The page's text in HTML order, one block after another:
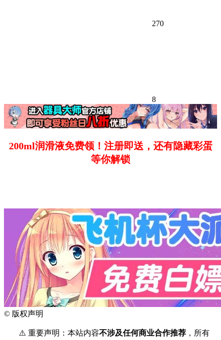
270
8
200ml润滑液免费领！注册即送，还有隐藏彩蛋
等你解锁
© 版权声明
⚠️ 重要声明：本站内容不涉及任何商业合作推荐 ，所有